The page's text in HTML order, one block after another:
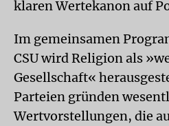
klaren Wertekanon auf
Im gemeinsamen
CSU wird Religion als
Gesellschaft«
Parteien gründen
Wertvorstellungen, die